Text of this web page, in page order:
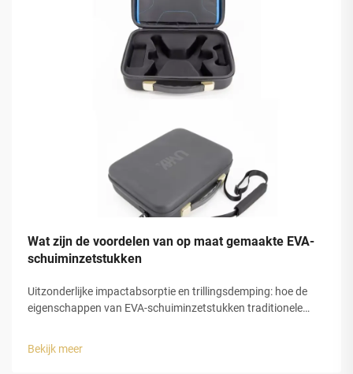
Wat zijn de voordelen van op maat gemaakte EVA-
schuiminzetstukken
Uitzonderlijke impactabsorptie en trillingsdemping: hoe de
eigenschappen van EVA-schuiminzetstukken traditionele
bieden betere bescherming tegen schokken omdat ze energie
Bekijk meer